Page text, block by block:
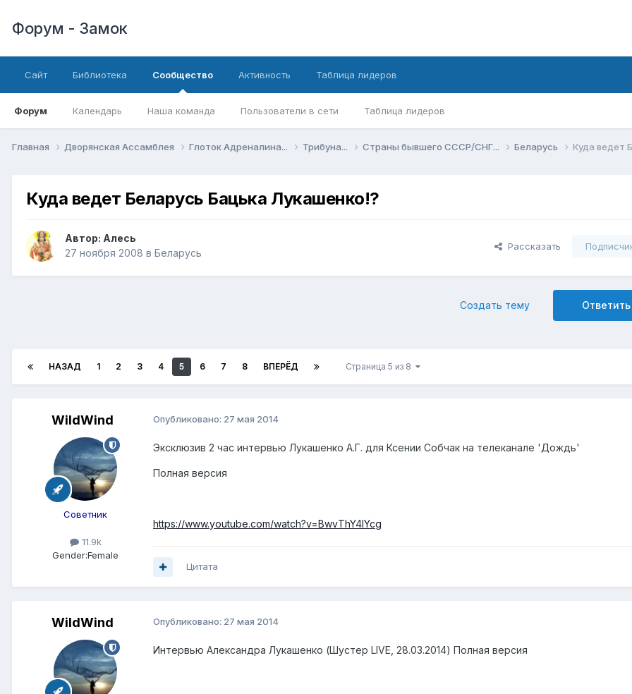
Форум - Замок
Сайт Библиотека Сообщество
Форум Календарь Наша команда Пользователи в сети Таблица лидеров
Активность Таблица лидеров
Главная Дворянская Ассамблея Глоток Адреналина... Трибуна... Страны бывшего СССР/СНГ... Беларусь Куда ведет
Куда ведет Беларусь Бацька Лукашенко!?
Автор: Алесь
27 ноября 2008 в Беларусь
Рассказать
Создать тему
НАЗАД 1 2 3 4 5 6 7 8 ВПЕРЁД Страница 5 из 8
WildWind
Советник
11.9k
Gender:Female
Опубликовано: 27 мая 2014
Эксклюзив 2 час интервью Лукашенко А.Г. для Ксении Собчак на телеканале 'Дождь'
Полная версия
https://www.youtube.com/watch?v=BwvThY4IYcg
Цитата
WildWind Опубликовано: 27 мая 2014
Интервью Александра Лукашенко (Шустер LIVE, 28.03.2014) Полная версия